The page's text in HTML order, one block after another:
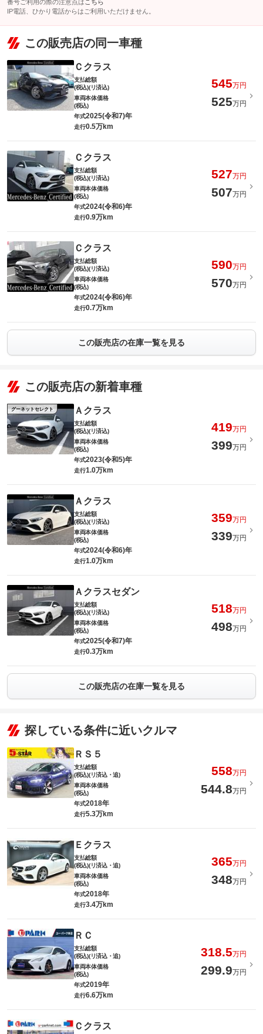
番号ご利用の際の注意点は こちら
IP電話、ひかり電話からはご利用いただけません。
この販売店の同一車種
Ｃクラス
支払総額
(税込)(リ済込)
545万円
車両本体価格
(税込)
525万円
年式2025(令和7)年
走行0.5万km
Ｃクラス
支払総額
(税込)(リ済込)
527万円
車両本体価格
(税込)
507万円
年式2024(令和6)年
走行0.9万km
Ｃクラス
支払総額
(税込)(リ済込)
590万円
車両本体価格
(税込)
570万円
年式2024(令和6)年
走行0.7万km
この販売店の在庫一覧を見る
この販売店の新着車種
グーネットセレクト Ａクラス
支払総額
(税込)(リ済込)
419万円
車両本体価格
(税込)
399万円
年式2023(令和5)年
走行1.0万km
Ａクラス
支払総額
(税込)(リ済込)
359万円
車両本体価格
(税込)
339万円
年式2024(令和6)年
走行1.0万km
Ａクラスセダン
支払総額
(税込)(リ済込)
518万円
車両本体価格
(税込)
498万円
年式2025(令和7)年
走行0.3万km
この販売店の在庫一覧を見る
探している条件に近いクルマ
ＲＳ５
支払総額
(税込)(リ済込・追)
558万円
車両本体価格
(税込)
544.8万円
年式2018年
走行5.3万km
Ｅクラス
支払総額
(税込)(リ済込・追)
365万円
車両本体価格
(税込)
348万円
年式2018年
走行3.4万km
ＲＣ
支払総額
(税込)(リ済込・追)
318.5万円
車両本体価格
(税込)
299.9万円
年式2019年
走行6.6万km
Ｃクラス